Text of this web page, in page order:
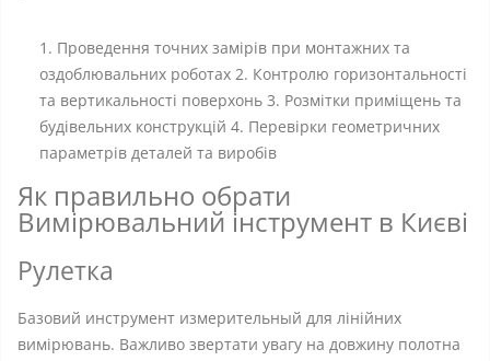
1. Проведення точних замірів при монтажних та
оздоблювальних роботах 2. Контролю горизонтальності
та вертикальності поверхонь 3. Розмітки приміщень та
будівельних конструкцій 4. Перевірки геометричних
параметрів деталей та виробів
Як правильно обрати
Вимірювальний інструмент в Києві
Рулетка
Базовий инструмент измерительный для лінійних
вимірювань. Важливо звертати увагу на довжину полотна